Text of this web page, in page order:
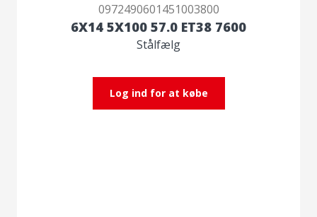
0972490601451003800
6X14 5X100 57.0 ET38 7600
Stålfælg
Log ind for at købe